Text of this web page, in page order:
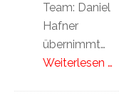
Team: Daniel
Hafner
übernimmt…
Weiterlesen …